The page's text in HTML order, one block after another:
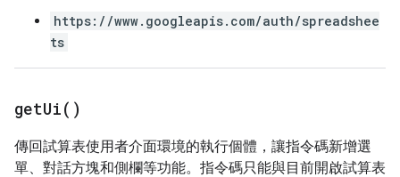
https://www.googleapis.com/auth/spreadshee
ts
getUi( )
傳回試算表使用者介面環境的執行個體，讓指令碼新增選
單、對話方塊和側欄等功能。指令碼只能與目前開啟試算表